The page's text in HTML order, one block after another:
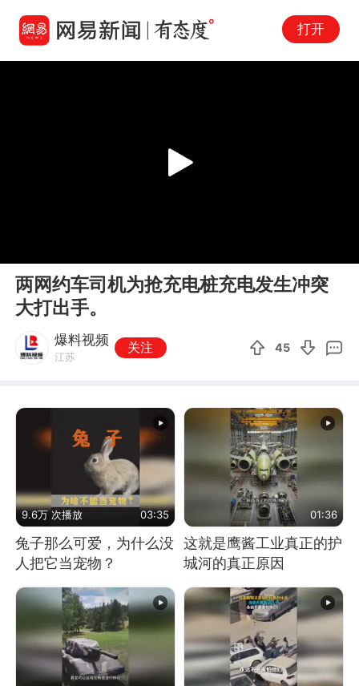
打开
Play
两网约车司机为抢充电桩充电发生冲突
大打出手。
爆料视频
江苏
关注 45
9.6万 次播放 03:35
兔子那么可爱，为什么没
人把它当宠物？
01:36
这就是鹰酱工业真正的护
城河的真正原因